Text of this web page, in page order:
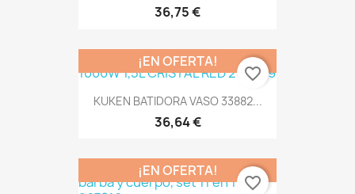
36,75 €
KUKEN BATIDORA VASO 33882...
36,64 €
¡EN OFERTA!
favorite_border
¡EN OFERTA!
favorite_border